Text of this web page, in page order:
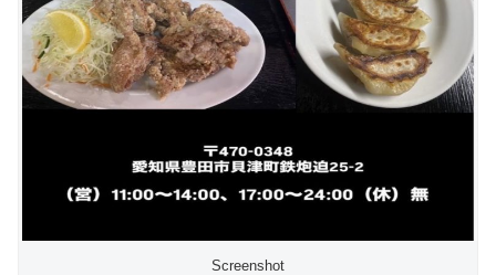
Screenshot